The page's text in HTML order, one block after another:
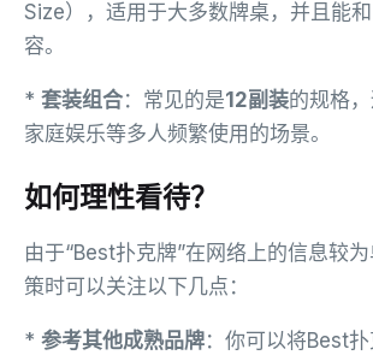
Size），适用于大多数牌桌，并且能
容。
* 套装组合：常见的是12副装的规格，
家庭娱乐等多人频繁使用的场景。
如何理性看待？
由于“Best扑克牌”在网络上的信息较
策时可以关注以下几点：
* 参考其他成熟品牌：你可以将Best